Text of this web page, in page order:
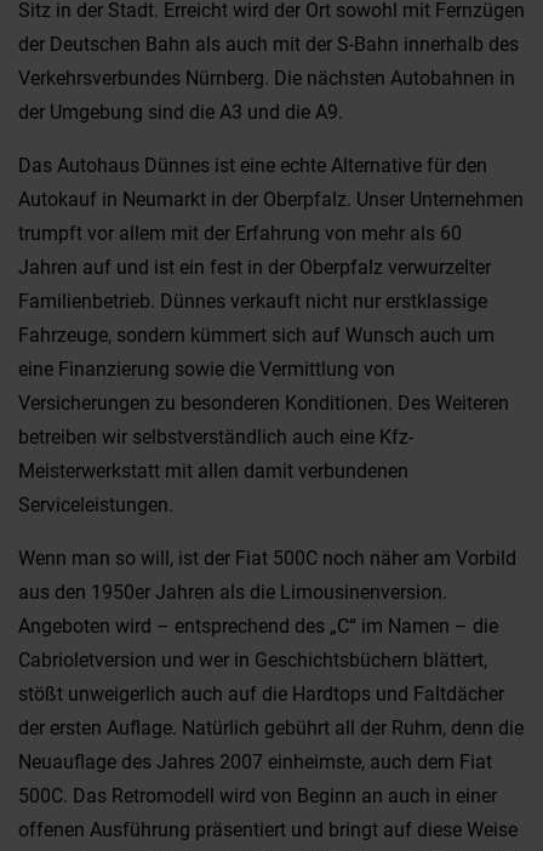
Sitz in der Stadt. Erreicht wird der Ort sowohl mit Fernzügen
der Deutschen Bahn als auch mit der S-Bahn innerhalb des
Verkehrsverbundes Nürnberg. Die nächsten Autobahnen in
der Umgebung sind die A3 und die A9.
Das Autohaus Dünnes ist eine echte Alternative für den
Autokauf in Neumarkt in der Oberpfalz. Unser Unternehmen
trumpft vor allem mit der Erfahrung von mehr als 60
Jahren auf und ist ein fest in der Oberpfalz verwurzelter
Familienbetrieb. Dünnes verkauft nicht nur erstklassige
Fahrzeuge, sondern kümmert sich auf Wunsch auch um
eine Finanzierung sowie die Vermittlung von
Versicherungen zu besonderen Konditionen. Des Weiteren
betreiben wir selbstverständlich auch eine Kfz-
Meisterwerkstatt mit allen damit verbundenen
Serviceleistungen.
Wenn man so will, ist der Fiat 500C noch näher am Vorbild
aus den 1950er Jahren als die Limousinenversion.
Angeboten wird – entsprechend des „C“ im Namen – die
Cabrioletversion und wer in Geschichtsbüchern blättert,
stößt unweigerlich auch auf die Hardtops und Faltdächer
der ersten Auflage. Natürlich gebührt all der Ruhm, denn die
Neuauflage des Jahres 2007 einheimste, auch dem Fiat
500C. Das Retromodell wird von Beginn an auch in einer
offenen Ausführung präsentiert und bringt auf diese Weise